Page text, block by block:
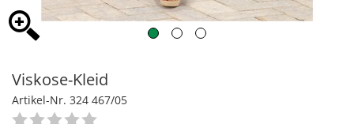
Viskose-Kleid
Artikel-Nr. 324 467/05